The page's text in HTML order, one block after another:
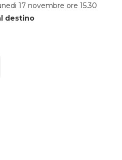
17 novembre ore 15.30
destino